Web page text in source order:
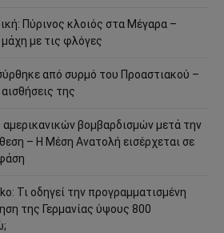
Πύρινος κλοιός στα Μέγαρα –
με τις φλόγες
από συρμό του Προαστιακού –
της
αμερικανικών βομβαρδισμών μετά την
– Η Μέση Ανατολή εισέρχεται σε
Τι οδηγεί την προγραμματισμένη
της Γερμανίας ύψους 800